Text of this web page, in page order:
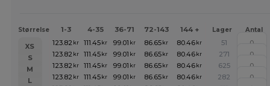
Størrelse 1-3 4-35 36-71 72-143 144 + Lager Antal
XS 123.82 kr 111.45 kr 99.01 kr 86.65 kr 80.46 kr
51
S
123.82 kr 111.45 kr 99.01 kr 86.65 kr 80.46 kr
271
M
123.82 kr 111.45 kr 99.01 kr 86.65 kr 80.46 kr
625
L
123.82 kr 111.45 kr 99.01 kr 86.65 kr 80.46 kr
282